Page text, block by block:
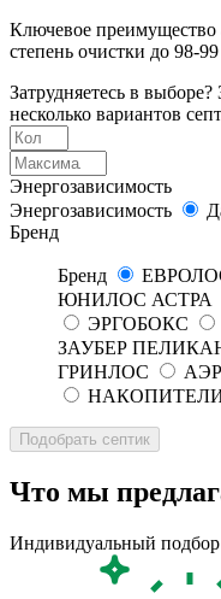
Ключевое преимущество
степень очистки до 98-
Затрудняетесь в
несколько вариантов
Энергозависимость
Энергозависимость
Бренд
Бренд
ЮНИЛОС АСТРА
ЭРГОБОКС
ЗАУБЕР
ГРИНЛОС
Что мы
Индивидуальный подбор